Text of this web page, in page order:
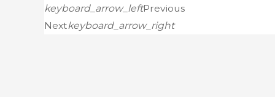
keyboard_arrow_leftPrevious
Nextkeyboard_arrow_right